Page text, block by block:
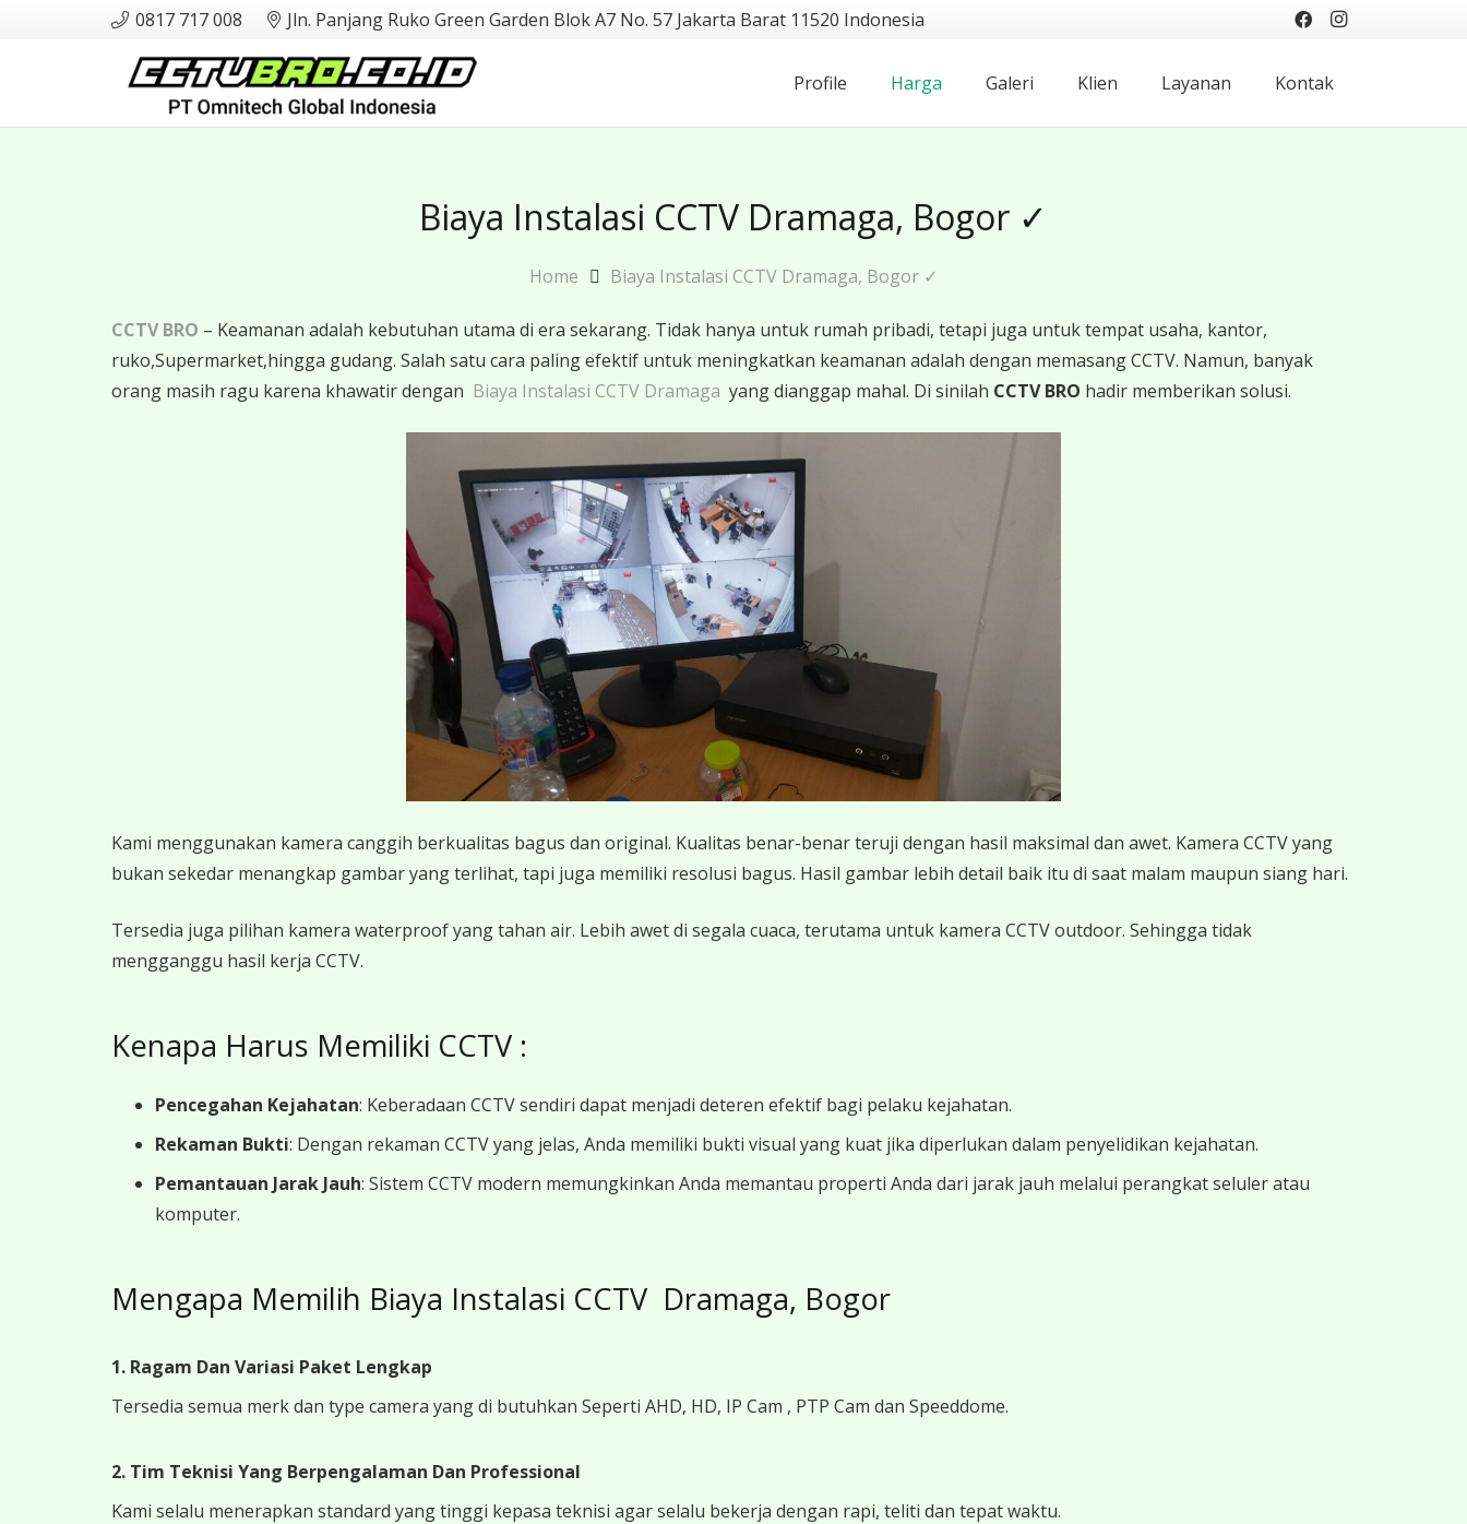
0817 717 008 Jln. Panjang Ruko Green Garden Blok A7 No. 57 Jakarta Barat 11520 Indonesia
Profile Harga Galeri Klien Layanan Kontak
Biaya Instalasi CCTV Dramaga, Bogor ✓
Home Biaya Instalasi CCTV Dramaga, Bogor ✓
CCTV BRO – Keamanan adalah kebutuhan utama di era sekarang. Tidak hanya untuk rumah pribadi, tetapi juga untuk tempat usaha, kantor,
ruko,Supermarket,hingga gudang. Salah satu cara paling efektif untuk meningkatkan keamanan adalah dengan memasang CCTV. Namun, banyak
orang masih ragu karena khawatir dengan Biaya Instalasi CCTV Dramaga yang dianggap mahal. Di sinilah CCTV BRO hadir memberikan solusi.
Kami menggunakan kamera canggih berkualitas bagus dan original. Kualitas benar-benar teruji dengan hasil maksimal dan awet. Kamera CCTV yang
bukan sekedar menangkap gambar yang terlihat, tapi juga memiliki resolusi bagus. Hasil gambar lebih detail baik itu di saat malam maupun siang hari.
Tersedia juga pilihan kamera waterproof yang tahan air. Lebih awet di segala cuaca, terutama untuk kamera CCTV outdoor. Sehingga tidak
mengganggu hasil kerja CCTV.
Kenapa Harus Memiliki CCTV :
Pencegahan Kejahatan: Keberadaan CCTV sendiri dapat menjadi deteren efektif bagi pelaku kejahatan.
Rekaman Bukti: Dengan rekaman CCTV yang jelas, Anda memiliki bukti visual yang kuat jika diperlukan dalam penyelidikan kejahatan.
Pemantauan Jarak Jauh: Sistem CCTV modern memungkinkan Anda memantau properti Anda dari jarak jauh melalui perangkat seluler atau
komputer.
Mengapa Memilih Biaya Instalasi CCTV Dramaga, Bogor
1. Ragam Dan Variasi Paket Lengkap
Tersedia semua merk dan type camera yang di butuhkan Seperti AHD, HD, IP Cam , PTP Cam dan Speeddome.
2. Tim Teknisi Yang Berpengalaman Dan Professional
Kami selalu menerapkan standard yang tinggi kepasa teknisi agar selalu bekerja dengan rapi, teliti dan tepat waktu.